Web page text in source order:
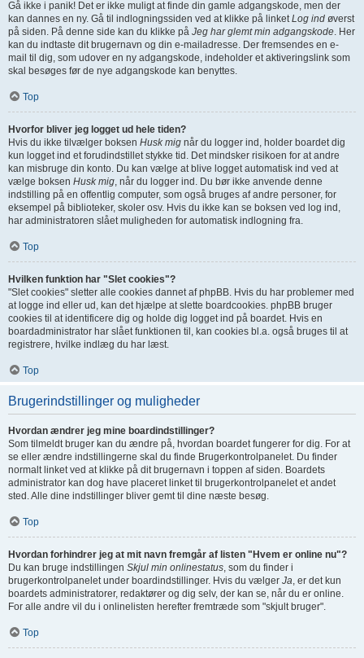
Gå ikke i panik! Det er ikke muligt at finde din gamle adgangskode, men der
kan dannes en ny. Gå til indlogningssiden ved at klikke på linket Log ind øverst
på siden. På denne side kan du klikke på Jeg har glemt min adgangskode . Her
kan du indtaste dit brugernavn og din e-mailadresse. Der fremsendes en e-
mail til dig, som udover en ny adgangskode, indeholder et aktiveringslink som
skal besøges før de nye adgangskode kan benyttes.
Top
Hvorfor bliver jeg logget ud hele tiden?
Hvis du ikke tilvælger boksen Husk mig når du logger ind, holder boardet dig
kun logget ind et forudindstillet stykke tid. Det mindsker risikoen for at andre
kan misbruge din konto. Du kan vælge at blive logget automatisk ind ved at
vælge boksen Husk mig , når du logger ind. Du bør ikke anvende denne
indstilling på en offentlig computer, som også bruges af andre personer, for
eksempel på biblioteker, skoler osv. Hvis du ikke kan se boksen ved log ind,
har administratoren slået muligheden for automatisk indlogning fra.
Top
Hvilken funktion har "Slet cookies"?
"Slet cookies" sletter alle cookies dannet af phpBB. Hvis du har problemer med
at logge ind eller ud, kan det hjælpe at slette boardcookies. phpBB bruger
cookies til at identificere dig og holde dig logget ind på boardet. Hvis en
boardadministrator har slået funktionen til, kan cookies bl.a. også bruges til at
registrere, hvilke indlæg du har læst.
Top
Brugerindstillinger og muligheder
Hvordan ændrer jeg mine boardindstillinger?
Som tilmeldt bruger kan du ændre på, hvordan boardet fungerer for dig. For at
se eller ændre indstillingerne skal du finde Brugerkontrolpanelet. Du finder
normalt linket ved at klikke på dit brugernavn i toppen af siden. Boardets
administrator kan dog have placeret linket til brugerkontrolpanelet et andet
sted. Alle dine indstillinger bliver gemt til dine næste besøg.
Top
Hvordan forhindrer jeg at mit navn fremgår af listen "Hvem er online nu"?
Du kan bruge indstillingen Skjul min onlinestatus , som du finder i
brugerkontrolpanelet under boardindstillinger. Hvis du vælger Ja , er det kun
boardets administratorer, redaktører og dig selv, der kan se, når du er online.
For alle andre vil du i onlinelisten herefter fremtræde som "skjult bruger".
Top